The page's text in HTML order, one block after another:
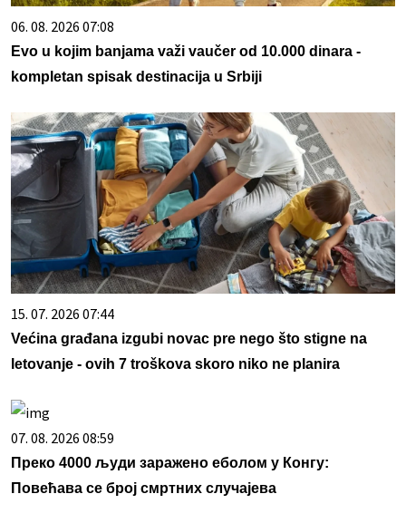
06. 08. 2026 07:08
Evo u kojim banjama važi vaučer od 10.000 dinara -
kompletan spisak destinacija u Srbiji
15. 07. 2026 07:44
Većina građana izgubi novac pre nego što stigne na
letovanje - ovih 7 troškova skoro niko ne planira
07. 08. 2026 08:59
Преко 4000 људи заражено еболом у Конгу:
Повећава се број смртних случајева